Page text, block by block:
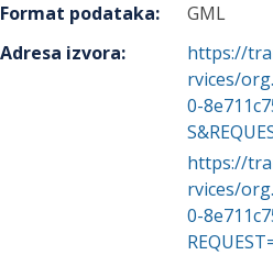
Format podataka:
GML
Adresa izvora:
https://
rvices/
0-
https://
rvices/
0-